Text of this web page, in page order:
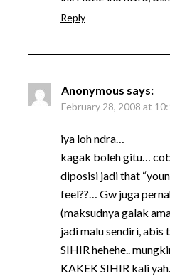
Reply
Anonymous says:
February 28, 2008 at
iya loh ndra…
kagak boleh gitu…
diposisi jadi that
feel??… Gw juga
(maksudnya galak
jadi malu sendiri,
SIHIR hehehe..
KAKEK SIHIR kali